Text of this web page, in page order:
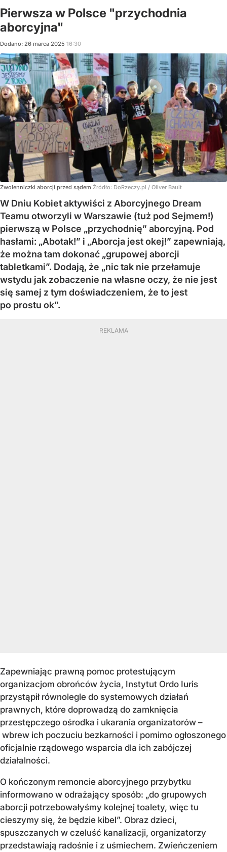
Pierwsza w Polsce "przychodnia
aborcyjna"
Dodano: 26 marca 2025 16:30
Zwolenniczki aborcji przed sądem Źródło: DoRzeczy.pl / Oliver Bault
W Dniu Kobiet aktywiści z Aborcyjnego Dream
Teamu otworzyli w Warszawie (tuż pod Sejmem!)
pierwszą w Polsce „przychodnię” aborcyjną. Pod
hasłami: „Abotak!” i „Aborcja jest okej!” zapewniają,
że można tam dokonać „grupowej aborcji
tabletkami”. Dodają, że „nic tak nie przełamuje
wstydu jak zobaczenie na własne oczy, że nie jest
się samej z tym doświadczeniem, że to jest
po prostu ok”.
Zapewniając prawną pomoc protestującym
organizacjom obrońców życia, Instytut Ordo Iuris
przystąpił równolegle do systemowych działań
prawnych, które doprowadzą do zamknięcia
przestępczego ośrodka i ukarania organizatorów –
wbrew ich poczuciu bezkarności i pomimo ogłoszonego
oficjalnie rządowego wsparcia dla ich zabójczej
działalności.
O kończonym remoncie aborcyjnego przybytku
informowano w odrażający sposób: „do grupowych
aborcji potrzebowałyśmy kolejnej toalety, więc tu
cieszymy się, że będzie kibel”. Obraz dzieci,
spuszczanych w czeluść kanalizacji, organizatorzy
przedstawiają radośnie i z uśmiechem. Zwieńczeniem